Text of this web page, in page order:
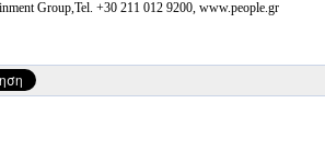
Group,Tel. +30 211 012 9200, www.people.gr